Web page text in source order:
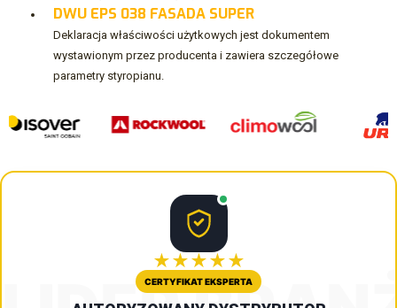
DWU EPS 038 FASADA SUPER
Deklaracja właściwości użytkowych jest dokumentem
wystawionym przez producenta i zawiera szczegółowe
parametry styropianu.
★★★★★
CERTYFIKAT EKSPERTA